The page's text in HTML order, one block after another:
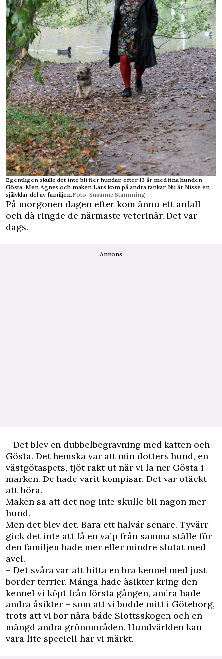
Egentligen skulle det inte bli fler hundar, efter 13 år med fina hunden
Gösta. Men Agnes och maken Lars kom på andra tankar. Nu är Nisse en
självklar del av familjen.Foto: Susanne Stamming
På morgonen dagen efter kom ännu ett anfall
och då ringde de närmaste veterinär. Det var
dags.
Annons
– Det blev en dubbelbegravning med katten och
Gösta. Det hemska var att min dotters hund, en
västgötaspets, tjöt rakt ut när vi la ner Gösta i
marken. De hade varit kompisar. Det var otäckt
att höra.
Maken sa att det nog inte skulle bli någon mer
hund.
Men det blev det. Bara ett halvår senare. Tyvärr
gick det inte att få en valp från samma ställe för
den familjen hade mer eller mindre slutat med
avel.
– Det svåra var att hitta en bra kennel med just
border terrier. Många hade åsikter kring den
kennel vi köpt från första gången, andra hade
andra åsikter – som att vi bodde mitt i Göteborg,
trots att vi bor nära både Slottsskogen och en
mängd andra grönområden. Hundvärlden kan
vara lite speciell har vi märkt.